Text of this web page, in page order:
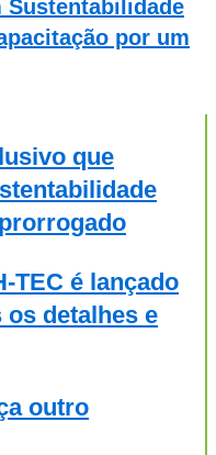
Sustentabilidade
por um
que
TEC é lançado
detalhes e
outro